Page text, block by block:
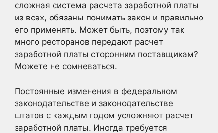
сложная система расчета заработной платы
из всех, обязаны понимать закон и правильно
его применять. Может быть, поэтому так
много ресторанов передают расчет
заработной платы сторонним поставщикам?
Можете не сомневаться.
Постоянные изменения в федеральном
законодательстве и законодательстве
штатов с каждым годом усложняют расчет
заработной платы. Иногда требуется